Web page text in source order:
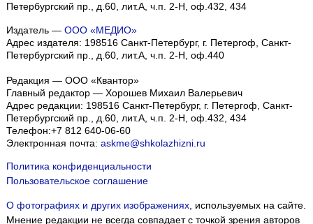
Петербургский пр., д.60, лит.А, ч.п. 2-Н, оф.432, 434
Издатель — ООО «МЕДИО»
Адрес издателя: 198516 Санкт-Петербург, г. Петергоф, Санкт-
Петербургский пр., д.60, лит.А, ч.п. 2-Н, оф.440
Редакция — ООО «Квантор»
Главный редактор — Хорошев Михаил Валерьевич
Адрес редакции: 198516 Санкт-Петербург, г. Петергоф, Санкт-
Петербургский пр., д.60, лит.А, ч.п. 2-Н, оф.432, 434
Телефон:+7 812 640-06-60
Электронная почта: askme@shkolazhizni.ru
Политика конфиденциальности
Пользовательское соглашение
О фотографиях и других изображениях, используемых на сайте.
Мнение редакции не всегда совпадает с точкой зрения авторов